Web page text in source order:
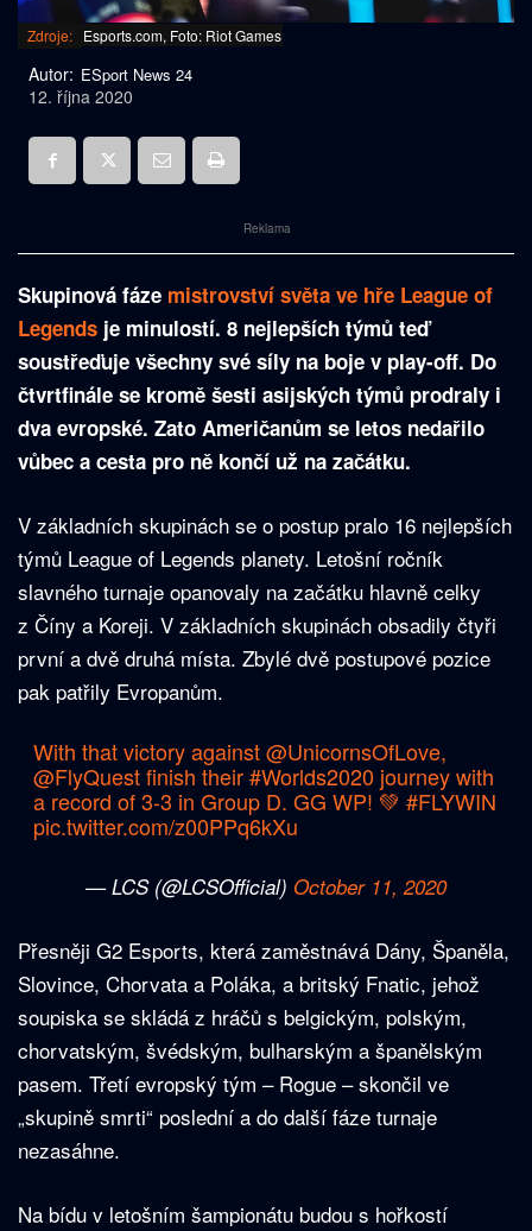
Zdroje: Esports.com, Foto: Riot Games
Autor: ESport News 24
12. října 2020
Reklama
Skupinová fáze mistrovství světa ve hře League of
Legends je minulostí. 8 nejlepších týmů teď
soustřeďuje všechny své síly na boje v play-off. Do
čtvrtfinále se kromě šesti asijských týmů prodraly i
dva evropské. Zato Američanům se letos nedařilo
vůbec a cesta pro ně končí už na začátku.
V základních skupinách se o postup pralo 16 nejlepších
týmů League of Legends planety. Letošní ročník
slavného turnaje opanovaly na začátku hlavně celky
z Číny a Koreji. V základních skupinách obsadily čtyři
první a dvě druhá místa. Zbylé dvě postupové pozice
pak patřily Evropanům.
With that victory against@UnicornsOfLove,
@FlyQuestfinish their#Worlds2020journey with
a record of 3-3 in Group D. GG WP! 💚 #FLYWIN
pic.twitter.com/z00PPq6kXu
— LCS (@LCSOfficial) October 11, 2020
Přesněji G2 Esports, která zaměstnává Dány, Španěla,
Slovince, Chorvata a Poláka, a britský Fnatic, jehož
soupiska se skládá z hráčů s belgickým, polským,
chorvatským, švédským, bulharským a španělským
pasem. Třetí evropský tým – Rogue – skončil ve
„skupině smrti“ poslední a do další fáze turnaje
nezasáhne.
Na bídu v letošním šampionátu budou s hořkostí